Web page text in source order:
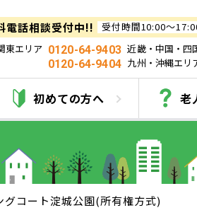
電話相談受付中!!
受付時間10:00～
東エリア 0120-64-9403 近畿・中国・四
0120-64-9404 九州・沖縄エリ
初めての方へ 老
ート淀城
グコート淀城公園(所有権方式)